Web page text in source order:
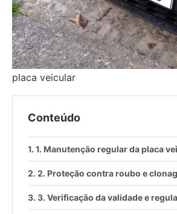
placa veicular
Conteúdo
1. Manutenção regular da placa
2. Proteção contra roubo e
3. Verificação da validade e